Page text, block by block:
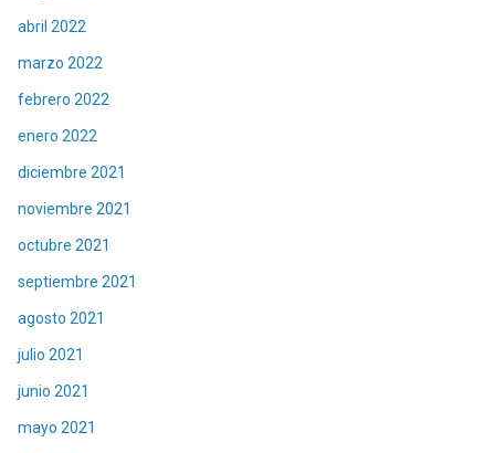
abril 2022
marzo 2022
febrero 2022
enero 2022
diciembre 2021
noviembre 2021
octubre 2021
septiembre 2021
agosto 2021
julio 2021
junio 2021
mayo 2021